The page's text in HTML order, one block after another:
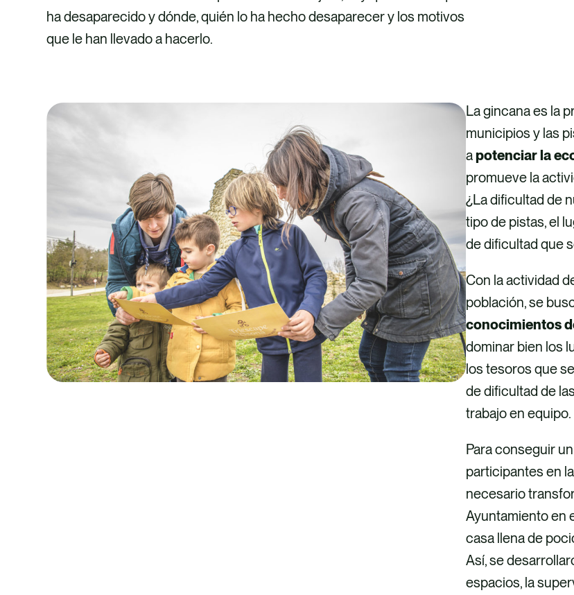
ha desaparecido y dónde, quién lo ha hecho desaparecer y los motivos
que le han llevado a hacerlo.
La gincana es la
municipios y las
apotenciar la
promueve la
¿La dificultad de
tipo de pistas, el
de dificultad que
Con la actividad
población, se
conocimientos
dominar bien los
los tesoros que
de dificultad de
trabajo en equipo.
Para conseguir
participantes en
necesario
Ayuntamiento en
casa llena de
Así, se
espacios, la